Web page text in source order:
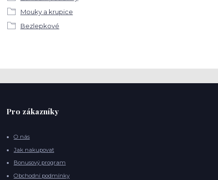
Mouky a krupice
Bezlepkové
Pro zákazníky
O nás
Jak nakupovat
Bonusový program
Obchodní podmínky